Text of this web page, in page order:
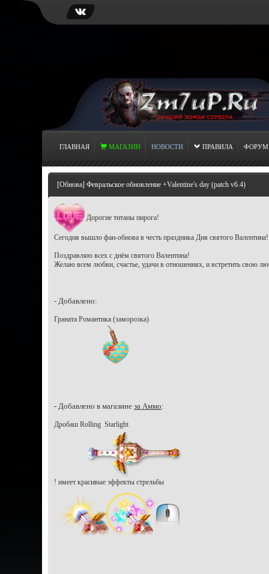
ГЛАВНАЯ МАГАЗИН НОВОСТИ ПРАВИЛА ФОРУМ
[Обнова] Февральское обновление +Valentine's day (patch v6.4)
Дорогие титаны пирога!
Сегодня вышло фан-обнова в честь праздника Дня святого
Поздравляю всех с днём святого Валентина!
Желаю всем любви, счастье, удачи в отношениях, и встретить свою
- Добавлено:
Граната Романтика (заморозка)
- Добавлено в магазине за Аммо:
Дробаш Rolling Starlight
! имеет красивые эффекты стрельбы